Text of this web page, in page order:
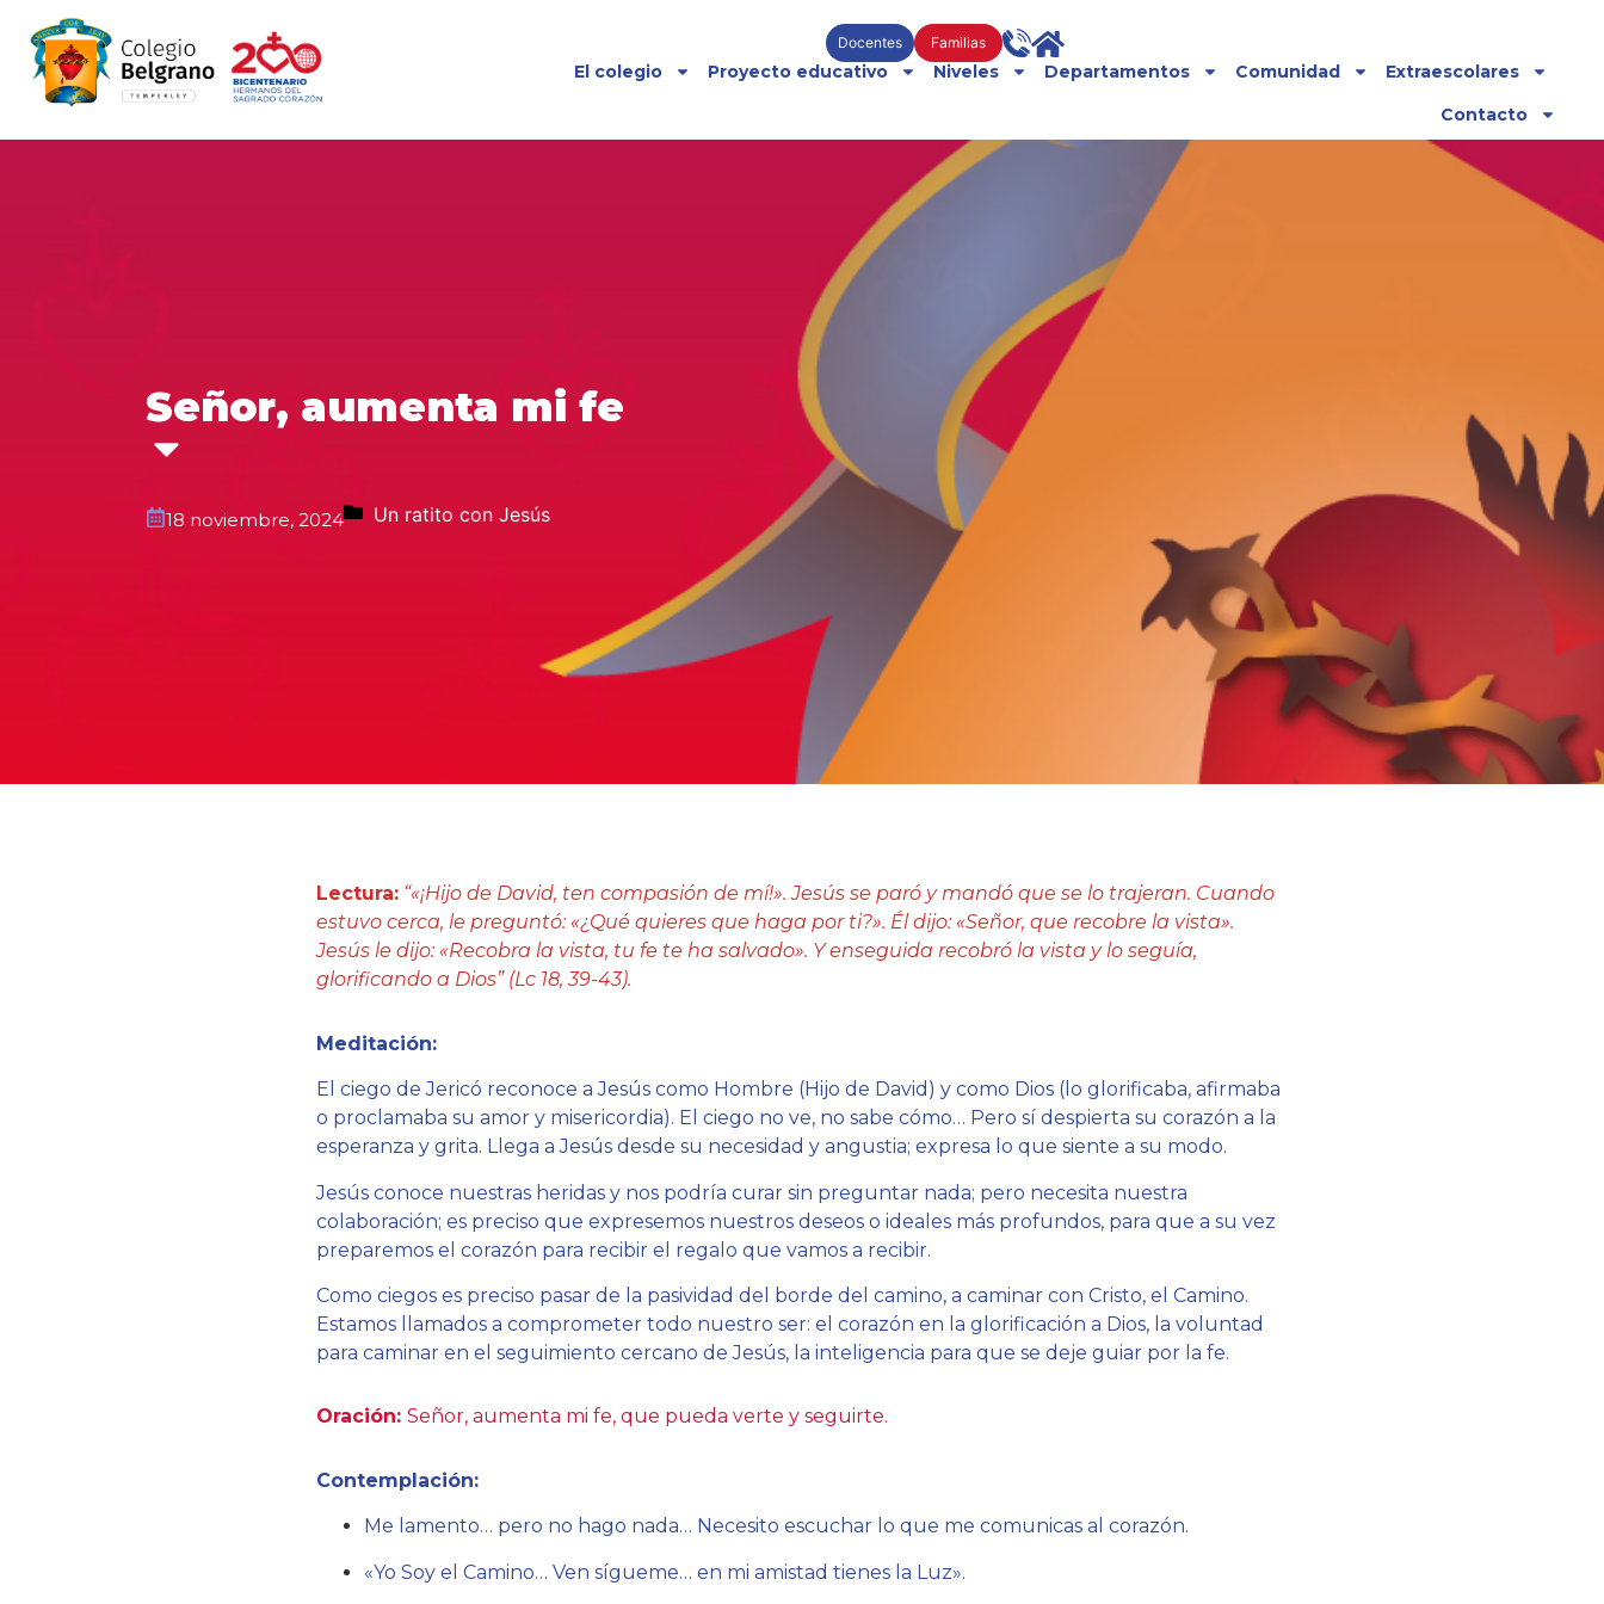
Docentes Familias
El colegio Proyecto educativo Niveles Departamentos Comunidad
Extraescolares
Contacto
Señor, aumenta mi fe
18 noviembre, 2024 Un ratito con Jesús
Lectura:“«¡Hijo de David, ten compasión de mí!». Jesús se paró y mandó que se lo trajeran. Cuando
estuvo cerca, le preguntó: «¿Qué quieres que haga por ti?». Él dijo: «Señor, que recobre la vista».
Jesús le dijo: «Recobra la vista, tu fe te ha salvado». Y enseguida recobró la vista y lo seguía,
glorificando a Dios” (Lc 18, 39-43).
Meditación:
El ciego de Jericó reconoce a Jesús como Hombre (Hijo de David) y como Dios (lo glorificaba, afirmaba
o proclamaba su amor y misericordia). El ciego no ve, no sabe cómo… Pero sí despierta su corazón a la
esperanza y grita. Llega a Jesús desde su necesidad y angustia; expresa lo que siente a su modo.
Jesús conoce nuestras heridas y nos podría curar sin preguntar nada; pero necesita nuestra
colaboración; es preciso que expresemos nuestros deseos o ideales más profundos, para que a su vez
preparemos el corazón para recibir el regalo que vamos a recibir.
Como ciegos es preciso pasar de la pasividad del borde del camino, a caminar con Cristo, el Camino.
Estamos llamados a comprometer todo nuestro ser: el corazón en la glorificación a Dios, la voluntad
para caminar en el seguimiento cercano de Jesús, la inteligencia para que se deje guiar por la fe.
Oración: Señor, aumenta mi fe, que pueda verte y seguirte.
Contemplación:
Me lamento… pero no hago nada… Necesito escuchar lo que me comunicas al corazón.
«Yo Soy el Camino… Ven sígueme… en mi amistad tienes la Luz».